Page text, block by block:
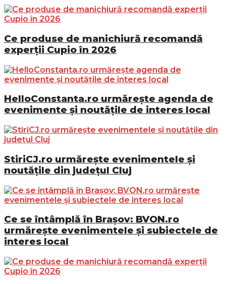
Ce produse de manichiură recomandă
experții Cupio în 2026
HelloConstanta.ro urmărește agenda de
evenimente și noutățile de interes local
StiriCJ.ro urmărește evenimentele și
noutățile din județul Cluj
Ce se întâmplă în Brașov: BVON.ro
urmărește evenimentele și subiectele de
interes local